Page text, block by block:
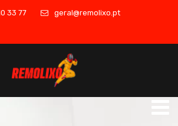
33 77 geral@remolixo.pt